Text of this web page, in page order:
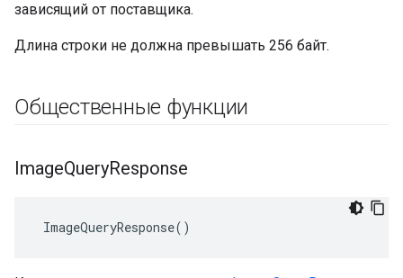
зависящий от поставщика.
Длина строки не должна превышать 256 байт.
Общественные функции
ImageQueryResponse
ImageQueryResponse()